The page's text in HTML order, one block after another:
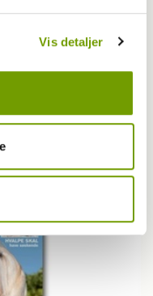
Vis detaljer
Wonder Show i